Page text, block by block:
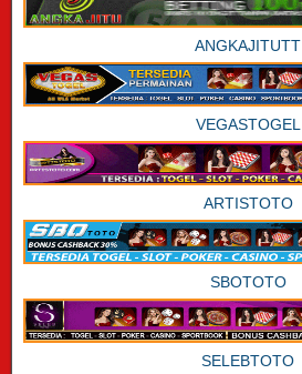
ANGKAJITUTT
VEGASTOGEL
ARTISTOTO
SBOTOTO
SELEBTOTO